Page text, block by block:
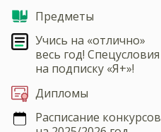
Предметы
Учись на «отлично»
весь год! Спецусловия
на подписку «Я+»!
Дипломы
Расписание конкурсов